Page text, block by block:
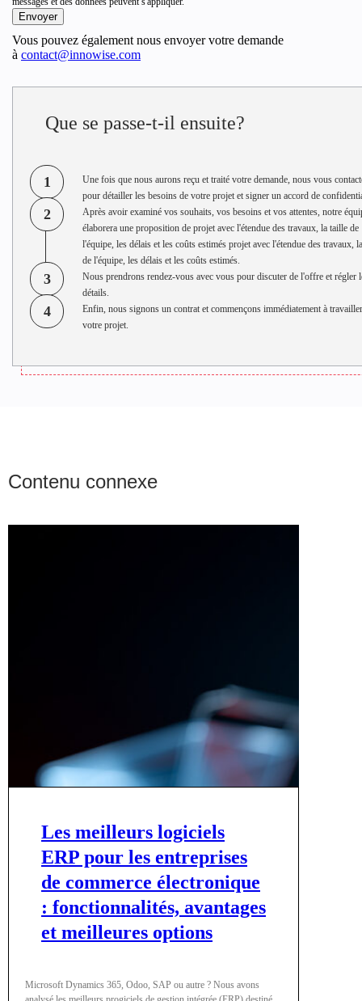
Vous pouvez également nous envoyer votre demande
à contact@innowise.com
Que se passe-t-il ensuite?
1
Une fois que nous aurons reçu et traité votre demande, nous vous
pour détailler les besoins de votre projet et signer un accord de
2
Après avoir examiné vos souhaits, vos besoins et vos attentes, notre
élaborera une proposition de projet avec l'étendue des travaux, la taille de
l'équipe, les délais et les coûts estimés projet avec l'étendue des travaux,
de l'équipe, les délais et les coûts estimés.
3
Nous prendrons rendez-vous avec vous pour discuter de l'offre et régler
détails.
4
Enfin, nous signons un contrat et commençons immédiatement à
votre projet.
Contenu connexe
Les meilleurs logiciels
ERP pour les entreprises
de commerce électronique
: fonctionnalités, avantages
et meilleures options
Microsoft Dynamics 365, Odoo, SAP ou autre ? Nous avons